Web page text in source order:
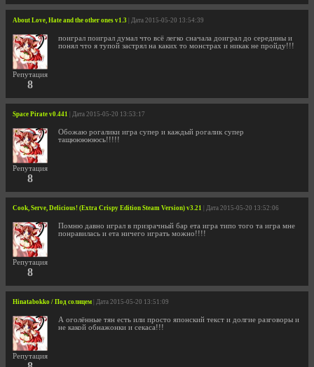
About Love, Hate and the other ones v1.3 | Дата 2015-05-20 13:54:39
Репутация
8
поиграл поиграл думал что всё легко сначала доиграл до середины и
понял что я тупой застрял на каких то монстрах и никак не пройду!!!
Space Pirate v0.441 | Дата 2015-05-20 13:53:17
Репутация
8
Обожаю рогалики игра супер и каждый рогалик супер
тащюююююсь!!!!!
Cook, Serve, Delicious! (Extra Crispy Edition Steam Version) v3.21 | Дата 2015-05-20 13:52:06
Репутация
8
Помню давно играл в призрачный бар ета игра типо того та игра мне
понравилась и ета ничего играть можно!!!!
Hinatabokko / Под солнцем | Дата 2015-05-20 13:51:09
Репутация
А оголённые тян есть или просто японский текст и долгие разговоры и
не какой обнажонки и секаса!!!